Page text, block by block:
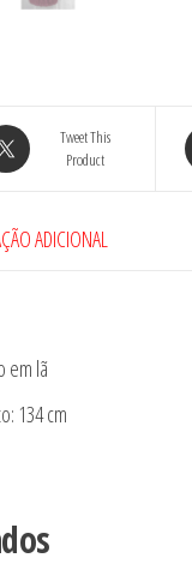
Tweet This
Product
ADICIONAL
em lã
134 cm